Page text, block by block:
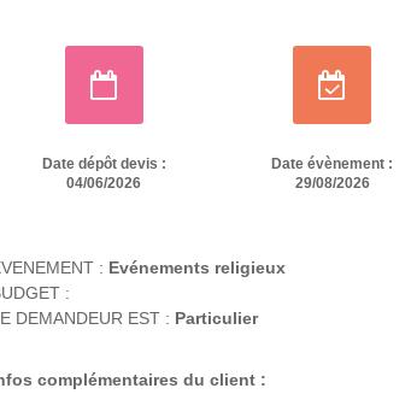
Date dépôt devis :
04/06/2026
Date évènement :
29/08/2026
: Evénements religieux
:
DEMANDEUR EST : Particulier
complémentaires du client :